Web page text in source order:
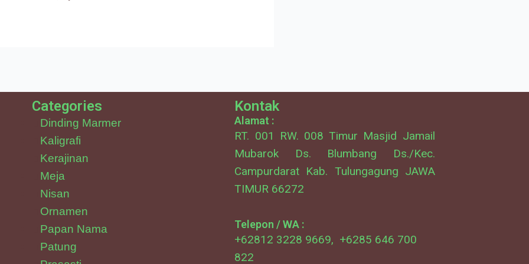
Categories
Dinding Marmer
Kaligrafi
Kerajinan
Meja
Nisan
Ornamen
Papan Nama
Patung
Kontak
Alamat :
RT. 001 RW. 008 Timur Masjid Jamail
Mubarok Ds. Blumbang Ds./Kec.
Campurdarat Kab. Tulungagung JAWA
TIMUR 66272
Telepon / WA :
+62812 3228 9669, +6285 646 700
822